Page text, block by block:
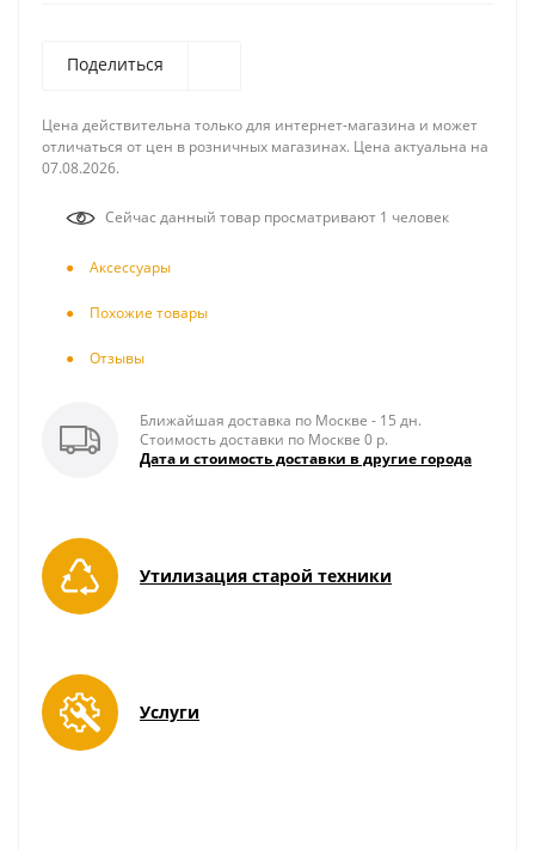
Поделиться
Цена действительна только для интернет-магазина и может
отличаться от цен в розничных магазинах. Цена актуальна на
07.08.2026.
Сейчас данный товар просматривают 1 человек
Аксесcуары
Похожие товары
Отзывы
Ближайшая доставка по Москве - 15 дн.
Стоимость доставки по Москве 0 р.
Дата и стоимость доставки в другие города
Утилизация старой техники
Услуги